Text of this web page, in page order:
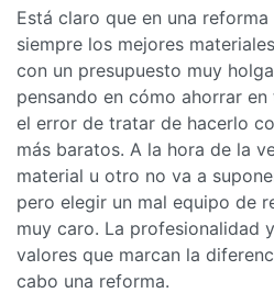
Está claro que en una
siempre los mejores
con un presupuesto muy
pensando en cómo ahorrar
el error de tratar de hacerlo
más baratos. A la hora de la
material u otro no va a
pero elegir un mal equipo de
muy caro. La profesionalidad
valores que marcan la
cabo una reforma.